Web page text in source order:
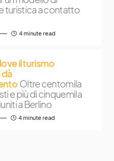
turistica a contatto
4 minute read
il turismo
dà
Oltre centomila
e più di cinquemila
a Berlino
4 minute read